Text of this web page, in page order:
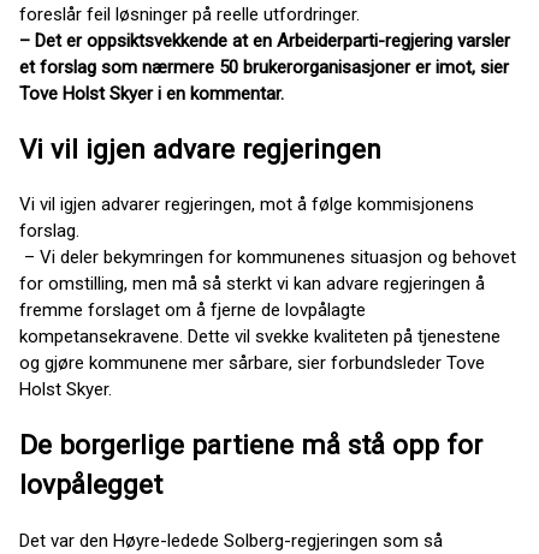
foreslår feil løsninger på reelle utfordringer.
– Det er oppsiktsvekkende at en Arbeiderparti-regjering varsler
et forslag som nærmere 50 brukerorganisasjoner er imot, sier
Tove Holst Skyer i en kommentar.
Vi vil igjen advare regjeringen
Vi vil igjen advarer regjeringen, mot å følge kommisjonens
forslag.
– Vi deler bekymringen for kommunenes situasjon og behovet
for omstilling, men må så sterkt vi kan advare regjeringen å
fremme forslaget om å fjerne de lovpålagte
kompetansekravene. Dette vil svekke kvaliteten på tjenestene
og gjøre kommunene mer sårbare, sier forbundsleder Tove
Holst Skyer.
De borgerlige partiene må stå opp for
lovpålegget
Det var den Høyre-ledede Solberg-regjeringen som så